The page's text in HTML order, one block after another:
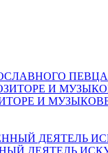
И